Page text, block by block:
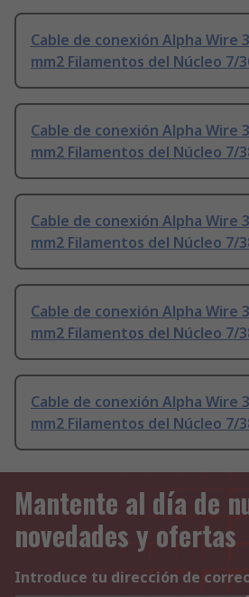
Cable de conexión Alpha Wire
mm2 Filamentos del Núcleo 7/
Cable de conexión Alpha Wire
mm2 Filamentos del Núcleo 7/
Cable de conexión Alpha Wire
mm2 Filamentos del Núcleo 7/
Cable de conexión Alpha Wire
mm2 Filamentos del Núcleo 7/
Cable de conexión Alpha Wire
mm2 Filamentos del Núcleo 7/
Mantente al día de
novedades y ofertas
Introduce tu dirección de